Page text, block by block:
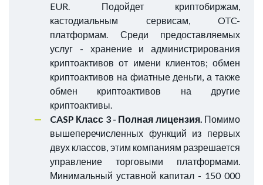
EUR. Подойдет криптобиржам,
кастодиальным сервисам, OTC-
платформам. Среди предоставляемых
услуг - хранение и администрирования
криптоактивов от имени клиентов; обмен
криптоактивов на фиатные деньги, а также
обмен криптоактивов на другие
криптоактивы.
CASP Класс 3 - Полная лицензия. Помимо
вышеперечисленных функций из первых
двух классов, этим компаниям разрешается
управление торговыми платформами.
Минимальный уставной капитал - 150 000